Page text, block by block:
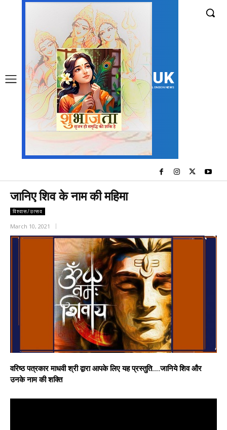
UK
LONDON NEWS
जानिए शिव के नाम की महिमा
विश्वास/उत्सव
March 10, 2021
वरिष्ठ पत्रकार माधवी श्री द्वारा आपके लिए यह प्रस्तुति….जानिये शिव और
उनके नाम की शक्ति